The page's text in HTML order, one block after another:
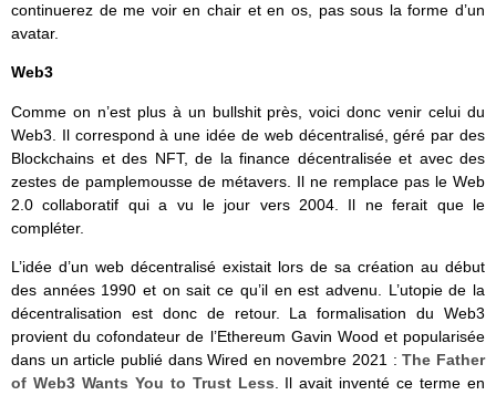
continuerez de me voir en chair et en os, pas sous la forme d’un
avatar.
Web3
Comme on n’est plus à un bullshit près, voici donc venir celui du
Web3. Il correspond à une idée de web décentralisé, géré par des
Blockchains et des NFT, de la finance décentralisée et avec des
zestes de pamplemousse de métavers. Il ne remplace pas le Web
2.0 collaboratif qui a vu le jour vers 2004. Il ne ferait que le
compléter.
L’idée d’un web décentralisé existait lors de sa création au début
des années 1990 et on sait ce qu’il en est advenu. L’utopie de la
décentralisation est donc de retour. La formalisation du Web3
provient du cofondateur de l’Ethereum Gavin Wood et popularisée
dans un article publié dans Wired en novembre 2021 :The Father
of Web3 Wants You to Trust Less . Il avait inventé ce terme en